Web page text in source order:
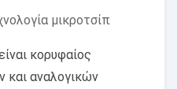
μικροτσίπ
κορυφαίος
και αναλογικών